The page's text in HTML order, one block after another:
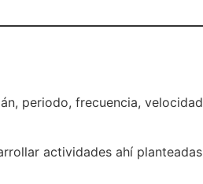
periodo, frecuencia,
actividades ahí